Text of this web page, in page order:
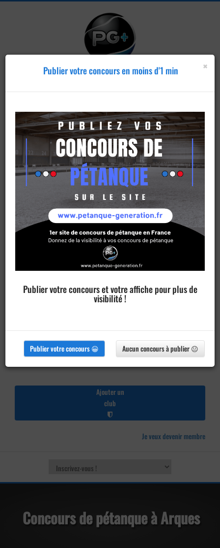
Publier un
concours
Ajouter un
club
Je veux devenir membre
Concours de pétanque à Arques
×
Publier votre concours en moins d'1 min
Publier votre concours et votre affiche pour plus de
visibilité !
Publier votre concours 😀 Aucun concours à publier 😐